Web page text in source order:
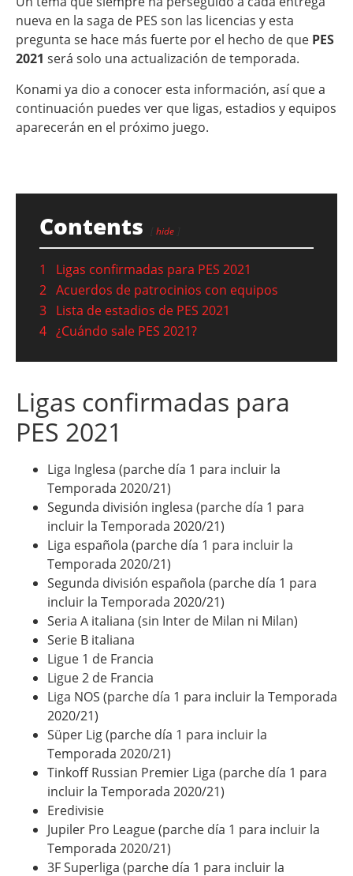
nueva en la saga de PES son las licencias y esta
pregunta se hace más fuerte por el hecho de que PES
2021 será solo una actualización de temporada.
Konami ya dio a conocer esta información, así que a
continuación puedes ver que ligas, estadios y equipos
aparecerán en el próximo juego.
Contents hide
1
Ligas confirmadas para PES 2021
2 Acuerdos de patrocinios con equipos
3 Lista de estadios de PES 2021
4 ¿Cuándo sale PES 2021?
Ligas confirmadas para
PES 2021
Liga Inglesa (parche día 1 para incluir la
Temporada 2020/21)
Segunda división inglesa (parche día 1 para
incluir la Temporada 2020/21)
Liga española (parche día 1 para incluir la
Temporada 2020/21)
Segunda división española (parche día 1 para
incluir la Temporada 2020/21)
Seria A italiana (sin Inter de Milan ni Milan)
Serie B italiana
Ligue 1 de Francia
Ligue 2 de Francia
Liga NOS (parche día 1 para incluir la Temporada
2020/21)
Süper Lig (parche día 1 para incluir la
Temporada 2020/21)
Tinkoff Russian Premier Liga (parche día 1 para
incluir la Temporada 2020/21)
Eredivisie
Jupiler Pro League (parche día 1 para incluir la
Temporada 2020/21)
3F Superliga (parche día 1 para incluir la